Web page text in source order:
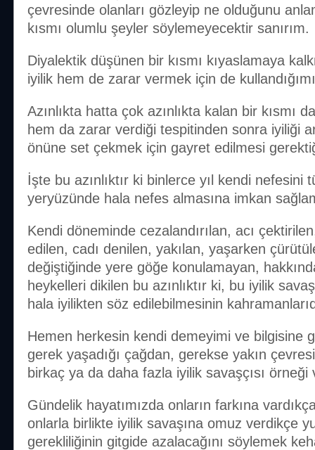
çevresinde olanları gözleyip ne olduğunu
kısmı olumlu şeyler söylemeyecektir sanırım.
Diyalektik düşünen bir kısmı kıyaslamaya
iyilik hem de zarar vermek için de
Azınlıkta hatta çok azınlıkta kalan bir kısmı
hem da zarar verdiği tespitinden sonra iyiliği
önüne set çekmek için gayret edilmesi
İşte bu azınlıktır ki binlerce yıl kendi nefesini
yeryüzünde hala nefes almasına imkan
Kendi döneminde cezalandırılan, acı
edilen, cadı denilen, yakılan, yaşarken
değiştiğinde yere göğe konulamayan,
heykelleri dikilen bu azınlıktır ki, bu iyilik
hala iyilikten söz edilebilmesinin
Hemen herkesin kendi demeyimi ve bilgisine
gerek yaşadığı çağdan, gerekse yakın
birkaç ya da daha fazla iyilik savaşçısı örneği
Gündelik hayatımızda onların farkına
onlarla birlikte iyilik savaşına omuz verdikçe
gerekliliğinin gitgide azalacağını söylemek